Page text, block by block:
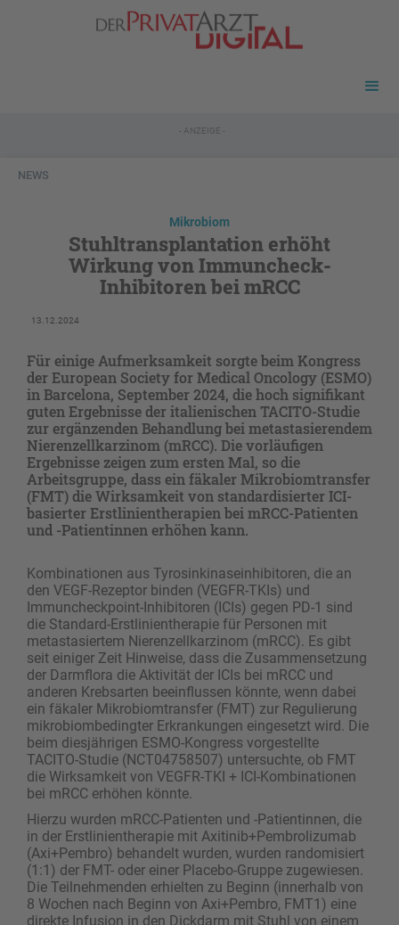
- ANZEIGE -
NEWS
Mikrobiom
Stuhltransplantation erhöht
Wirkung von Immuncheck-
Inhibitoren bei mRCC
13.12.2024
Für einige Aufmerksamkeit sorgte beim Kongress
der European Society for Medical Oncology (ESMO)
in Barcelona, September 2024, die hoch signifikant
guten Ergebnisse der italienischen TACITO-Studie
zur ergänzenden Behandlung bei metastasierendem
Nierenzellkarzinom (mRCC). Die vorläufigen
Ergebnisse zeigen zum ersten Mal, so die
Arbeitsgruppe, dass ein fäkaler Mikrobiomtransfer
(FMT) die Wirksamkeit von standardisierter ICI-
basierter Erstlinientherapien bei mRCC-Patienten
und -Patientinnen erhöhen kann.
Kombinationen aus Tyrosinkinaseinhibitoren, die an
den VEGF-Rezeptor binden (VEGFR-TKIs) und
Immuncheckpoint-Inhibitoren (ICIs) gegen PD-1 sind
die Standard-Erstlinientherapie für Personen mit
metastasiertem Nierenzellkarzinom (mRCC). Es gibt
seit einiger Zeit Hinweise, dass die Zusammensetzung
der Darmflora die Aktivität der ICIs bei mRCC und
anderen Krebsarten beeinflussen könnte, wenn dabei
ein fäkaler Mikrobiomtransfer (FMT) zur Regulierung
mikrobiombedingter Erkrankungen eingesetzt wird. Die
beim diesjährigen ESMO-Kongress vorgestellte
TACITO-Studie (NCT04758507) untersuchte, ob FMT
die Wirksamkeit von VEGFR-TKI + ICI-Kombinationen
bei mRCC erhöhen könnte.
Hierzu wurden mRCC-Patienten und -Patientinnen, die
in der Erstlinientherapie mit Axitinib+Pembrolizumab
(Axi+Pembro) behandelt wurden, wurden randomisiert
(1:1) der FMT- oder einer Placebo-Gruppe zugewiesen.
Die Teilnehmenden erhielten zu Beginn (innerhalb von
8 Wochen nach Beginn von Axi+Pembro, FMT1) eine
direkte Infusion in den Dickdarm mit Stuhl von einem